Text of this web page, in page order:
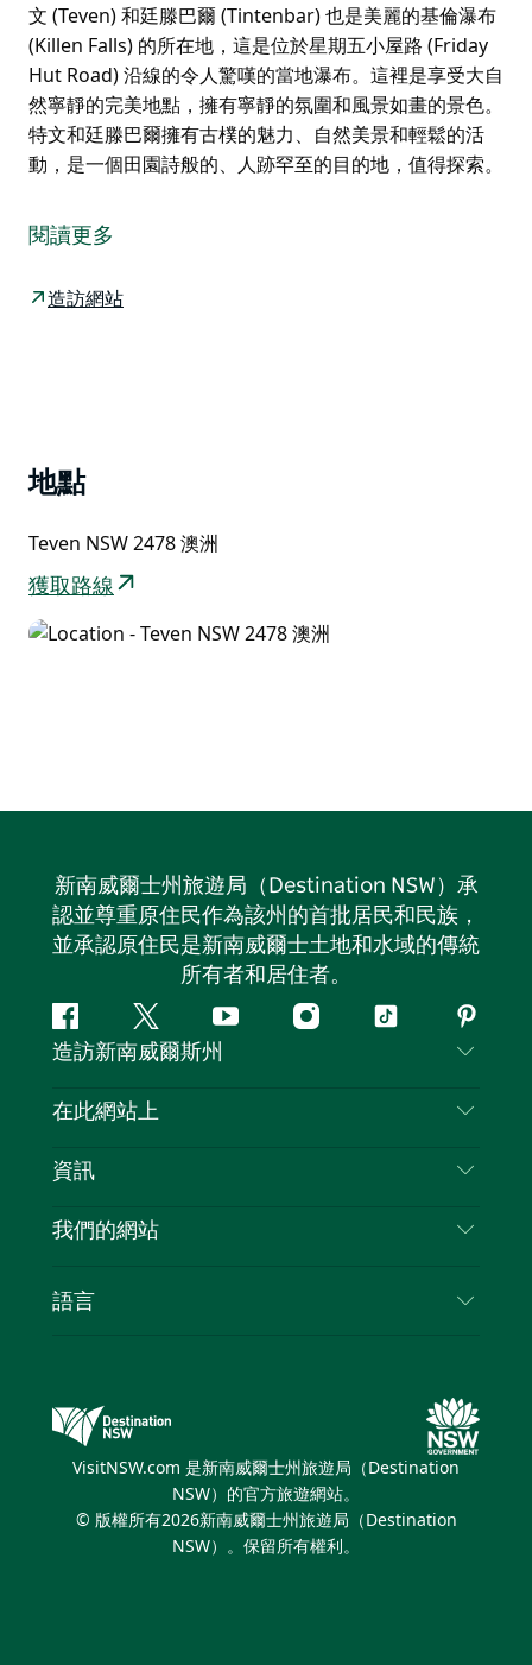
文 (Teven) 和廷滕巴爾 (Tintenbar) 也是美麗的基倫瀑布
(Killen Falls) 的所在地，這是位於星期五小屋路 (Friday
Hut Road) 沿線的令人驚嘆的當地瀑布。這裡是享受大自
然寧靜的完美地點，擁有寧靜的氛圍和風景如畫的景色。
特文和廷滕巴爾擁有古樸的魅力、自然美景和輕鬆的活
動，是一個田園詩般的、人跡罕至的目的地，值得探索。
的鄉村，在內陸中心地帶提供寧靜的度假勝地。村莊設有
舉辦各種當地活動的溫馨社區大廳，以及熱門雜貨店，您
可以在那裡購買日常必需品。
攤位停下來，那裡出售來自周圍農場的新鮮時令農產品。
布 (Killen Falls) 的所在地，這是位於星期五小屋路
(Friday Hut Road) 沿線的令人驚嘆的當地瀑布。這裡是
享受大自然寧靜的完美地點，擁有寧靜的氛圍和風景如畫
的景色。
閱讀更多
造訪網站
地點
Teven NSW 2478 澳洲
獲取路線
新南威爾士州旅遊局（Destination NSW）承
認並尊重原住民作為該州的首批居民和民族，
並承認原住民是新南威爾士土地和水域的傳統
所有者和居住者。
Facebook嘰
嘰
喳
Youtube Instagram
抖
造訪新南威爾斯州
聯絡我們
隱私
Cookie 通知
在此網站上
目的地
新南威爾士州公路旅行
活動
資訊
旅行資訊
新南威爾士州的商業
我們的網站
新南威爾士州旅遊局（Destination NSW）媒體中
繽紛雪梨燈光音樂節
語言
VisitNSW.com 是新南威爾士州旅遊局（Destination
NSW）的官方旅遊網站。
© 版權所有2026新南威爾士州旅遊局（Destination
NSW）。保留所有權利。